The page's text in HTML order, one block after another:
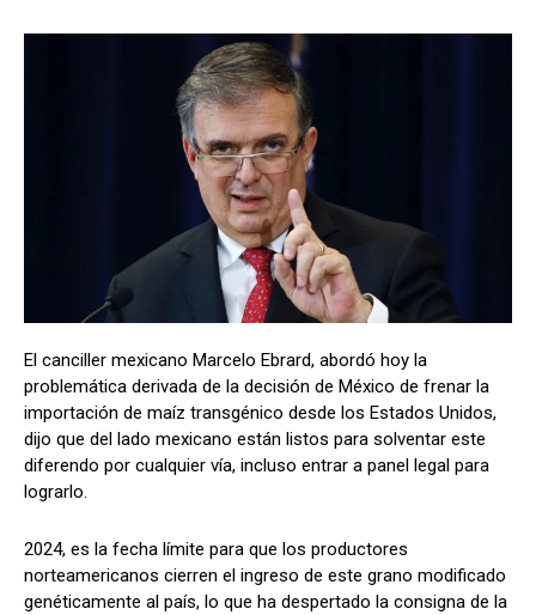
El canciller mexicano Marcelo Ebrard, abordó hoy la
problemática derivada de la decisión de México de frenar la
importación de maíz transgénico desde los Estados Unidos,
dijo que del lado mexicano están listos para solventar este
diferendo por cualquier vía, incluso entrar a panel legal para
lograrlo.
2024, es la fecha límite para que los productores
norteamericanos cierren el ingreso de este grano modificado
genéticamente al país, lo que ha despertado la consigna de la